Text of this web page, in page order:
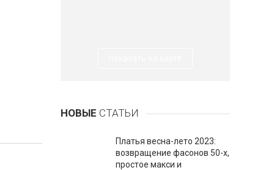
НОВЫЕ СТАТЬИ
Платья весна-лето 2023:
возвращение фасонов 50-х,
простое макси и